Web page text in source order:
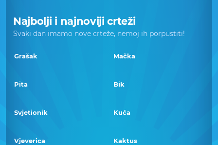
Najbolji i najnoviji crteži
Svaki dan imamo nove crteže, nemoj ih porpustiti!
Grašak Mačka
Pita Bik
Svjetionik Kuća
Vjeverica Kaktus